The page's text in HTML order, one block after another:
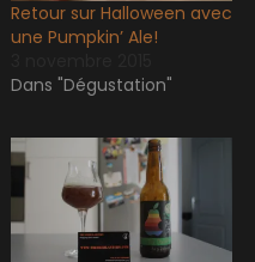
Retour sur Halloween avec
une Pumpkin’ Ale!
Dans "Dégustation"